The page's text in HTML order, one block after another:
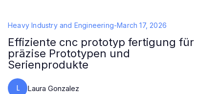
Heavy Industry and Engineering-March 17, 2026
Effiziente cnc prototyp fertigung für
präzise Prototypen und
Serienprodukte
L Laura Gonzalez